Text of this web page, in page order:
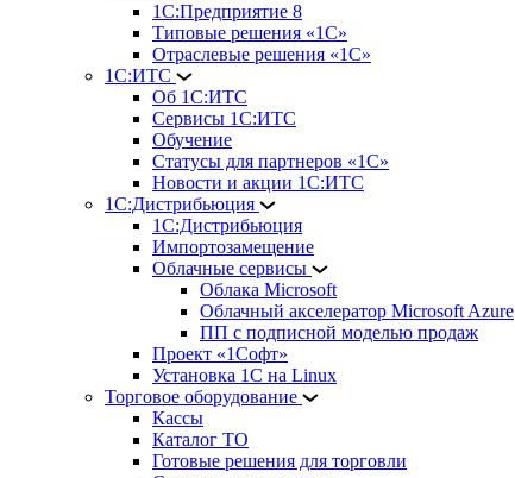
1С:Предприятие 8
Типовые решения «1С»
Отраслевые решения «1С»
1С:ИТС
Об 1С:ИТС
Сервисы 1С:ИТС
Обучение
Статусы для партнеров «1С»
Новости и акции 1С:ИТС
1С:Дистрибьюция
1С:Дистрибьюция
Импортозамещение
Облачные сервисы
Облака Microsoft
Облачный акселератор Microsoft Azure
ПП с подписной моделью продаж
Проект «1Софт»
Установка 1С на Linux
Торговое оборудование
Кассы
Каталог ТО
Готовые решения для торговли